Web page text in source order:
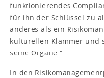
funktionierendes
für ihn der Schlüssel zu
anderes als ein
kulturellen Klammer und
seine Organe.“
In den